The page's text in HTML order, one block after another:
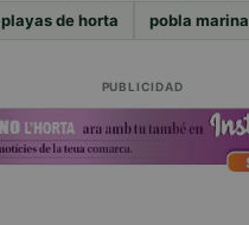
playas de horta pobla marina
PUBLICIDAD